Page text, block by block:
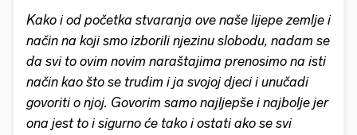
Kako i od početka stvaranja ove naše lijepe zemlje i
način na koji smo izborili njezinu slobodu, nadam se
da svi to ovim novim naraštajima prenosimo na isti
način kao što se trudim i ja svojoj djeci i unučadi
govoriti o njoj. Govorim samo najljepše i najbolje jer
ona jest to i sigurno će tako i ostati ako se svi